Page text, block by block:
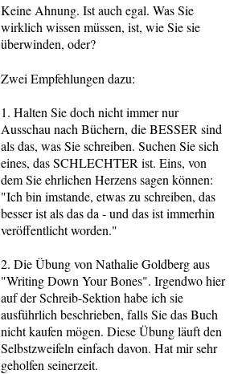
Keine Ahnung. Ist auch egal. Was Sie
wirklich wissen müssen, ist, wie Sie sie
überwinden, oder?
Zwei Empfehlungen dazu:
1. Halten Sie doch nicht immer nur
Ausschau nach Büchern, die BESSER sind
als das, was Sie schreiben. Suchen Sie sich
eines, das SCHLECHTER ist. Eins, von
dem Sie ehrlichen Herzens sagen können:
"Ich bin imstande, etwas zu schreiben, das
besser ist als das da - und das ist immerhin
veröffentlicht worden."
2. Die Übung von Nathalie Goldberg aus
"Writing Down Your Bones". Irgendwo hier
auf der Schreib-Sektion habe ich sie
ausführlich beschrieben, falls Sie das Buch
nicht kaufen mögen. Diese Übung läuft den
Selbstzweifeln einfach davon. Hat mir sehr
geholfen seinerzeit.